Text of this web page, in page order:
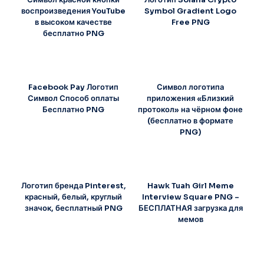
воспроизведения YouTube
в высоком качестве
бесплатно PNG
Symbol Gradient Logo
Free PNG
Facebook Pay Логотип
Символ Способ оплаты
Бесплатно PNG
Символ логотипа
приложения «Близкий
протокол» на чёрном фоне
(бесплатно в формате
PNG)
Логотип бренда Pinterest,
красный, белый, круглый
значок, бесплатный PNG
Hawk Tuah Girl Meme
Interview Square PNG –
БЕСПЛАТНАЯ загрузка для
мемов